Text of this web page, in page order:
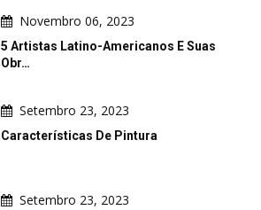
Novembro 06, 2023
5 Artistas Latino-Americanos E Suas
Obr…
Setembro 23, 2023
Características De Pintura
Setembro 23, 2023